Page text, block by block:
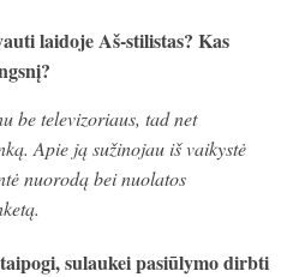
laidoje Aš-stilistas? Kas
be televizoriaus, tad net
Apie ją sužinojau iš vaikystė
nuorodą bei nuolatos
sulaukei pasiūlymo dirbti